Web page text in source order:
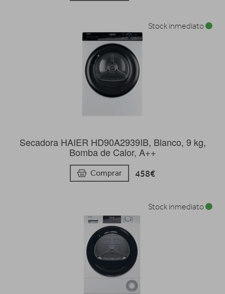
Secadora HAIER HD90A2939IB, Blanco, 9 kg,
Bomba de Calor, A++
Comprar 458€
Stock inmediato
Stock inmediato